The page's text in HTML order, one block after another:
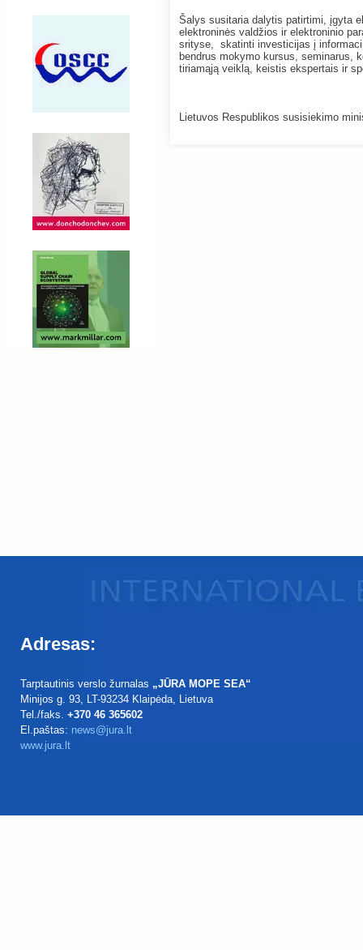
Šalys susitaria dalytis patirtimi, įgyta
elektroninės valdžios ir elektroninio
srityse, skatinti investicijas į
bendrus mokymo kursus, seminarus,
tiriamąją veiklą, keistis ekspertais ir
Lietuvos Respublikos susisiekimo
Adresas:
Tarptautinis verslo žurnalas „JŪRA MOPE SEA“
Minijos g. 93, LT-93234 Klaipėda, Lietuva
Tel./faks. +370 46 365602
El.paštas: news@jura.lt
www.jura.lt